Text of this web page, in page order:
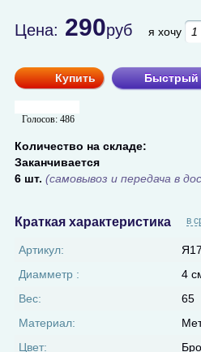
Цена: 290руб я хочу
Купить Быстрый
Голосов: 486
Количество на складе:
Заканчивается
6 шт. (самовывоз и передача в
Краткая характеристика в
Артикул:
Диамметр :
4
Вес:
65
Материал:
Цвет: